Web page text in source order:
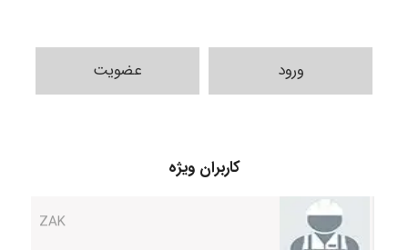
ورود عضویت
کاربران ویژه